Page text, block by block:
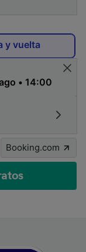
y vuelta
Booking.com